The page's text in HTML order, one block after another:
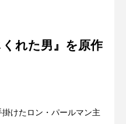
くれた男』を原作
けたロン・パールマン主